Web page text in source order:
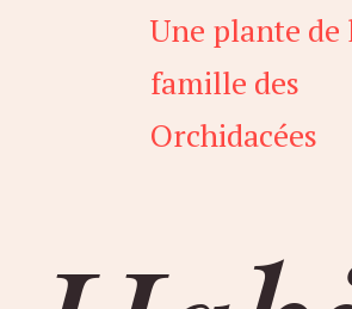
Une plante de
famille des
Orchidacées